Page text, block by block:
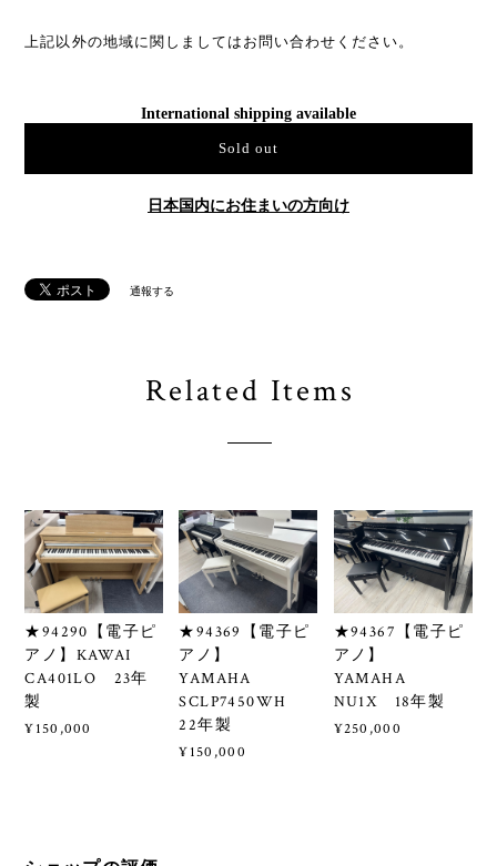
上記以外の地域に関しましてはお問い合わせください。
International shipping available
Sold out
日本国内にお住まいの方向け
通報する
Related Items
★94290【電子ピ
アノ】KAWAI
CA401LO 23年
製
¥150,000
★94369【電子ピ
アノ】
YAMAHA
SCLP7450WH
22年製
¥150,000
★94367【電子ピ
アノ】
YAMAHA
NU1X 18年製
¥250,000